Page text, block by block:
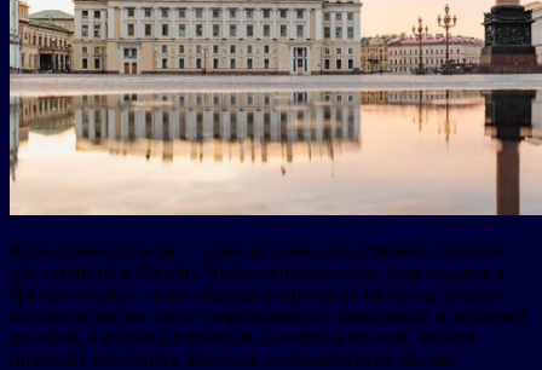
Культурная столица — один из самых популярных городов
для туристов в России. Чтобы определиться, куда сходить в
Питере весной, стоит обращать внимание на месяц: первая
половина весны часто сопровождается дождливой и ветреней
погодой, а вторая отличается солнцем и теплом, больше
подходит для пеших прогулок по интересным местам.